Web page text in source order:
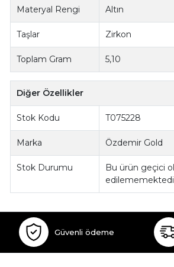
Materyal Rengi Altın
Taşlar Zirkon
Toplam Gram 5,10
Diğer Özellikler
Stok Kodu T075228
Marka Özdemir Gold
Stok Durumu
Bu ürün geçici
Güvenli ödeme